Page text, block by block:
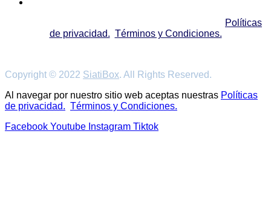
Políticas
de privacidad. Términos y Condiciones.
Copyright © 2022 SiatiBox. All Rights Reserved.
Al navegar por nuestro sitio web aceptas nuestras Políticas
de privacidad. Términos y Condiciones.
Facebook Youtube Instagram Tiktok